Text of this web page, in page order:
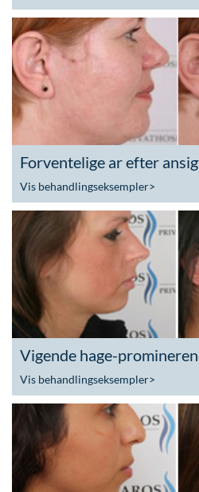
Forventelige ar efter
Vis behandlingseksempler>
Vigende hage-
Vis behandlingseksempler>